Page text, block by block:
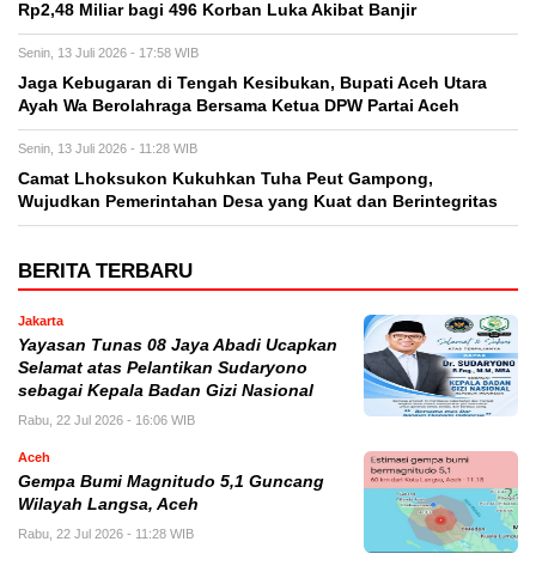
Rp2,48 Miliar bagi 496 Korban Luka Akibat Banjir
Senin, 13 Juli 2026 - 17:58 WIB
Jaga Kebugaran di Tengah Kesibukan, Bupati Aceh Utara
Ayah Wa Berolahraga Bersama Ketua DPW Partai Aceh
Senin, 13 Juli 2026 - 11:28 WIB
Camat Lhoksukon Kukuhkan Tuha Peut Gampong,
Wujudkan Pemerintahan Desa yang Kuat dan Berintegritas
BERITA TERBARU
Jakarta
Yayasan Tunas 08 Jaya Abadi Ucapkan
Selamat atas Pelantikan Sudaryono
sebagai Kepala Badan Gizi Nasional
Rabu, 22 Jul 2026 - 16:06 WIB
Aceh
Gempa Bumi Magnitudo 5,1 Guncang
Wilayah Langsa, Aceh
Rabu, 22 Jul 2026 - 11:28 WIB